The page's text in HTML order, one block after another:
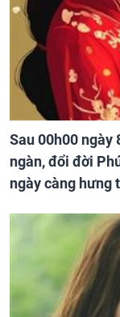
Sau 00h00 ngày
ngàn, đổi đời
ngày càng hưng